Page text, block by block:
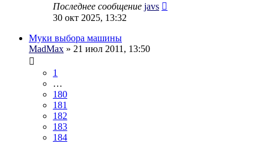
Последнее сообщение javs
30 окт 2025, 13:32
Муки выбора машины
MadMax » 21 июл 2011, 13:50
1
…
180
181
182
183
184